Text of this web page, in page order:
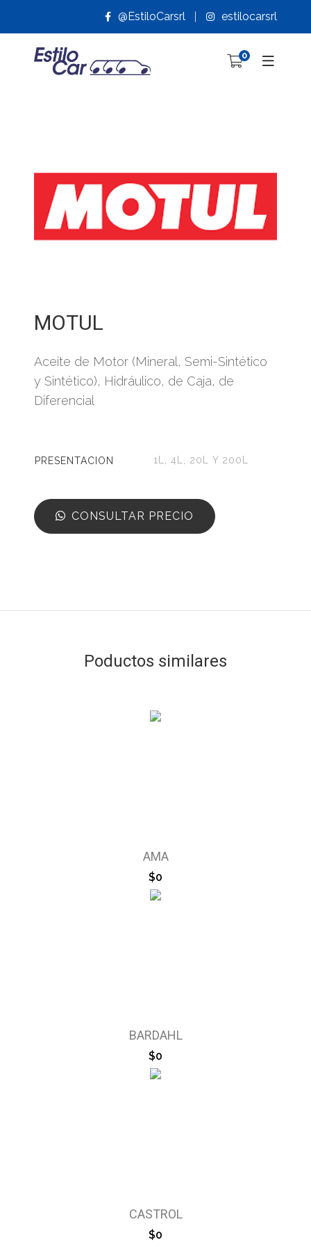
@EstiloCarsrl estilocarsrl
0
MOTUL
Aceite de Motor (Mineral, Semi-Sintético
y Sintético), Hidráulico, de Caja, de
Diferencial
PRESENTACION 1L, 4L, 20L Y 200L
CONSULTAR PRECIO
Poductos similares
AMA
$0
BARDAHL
$0
CASTROL
$0